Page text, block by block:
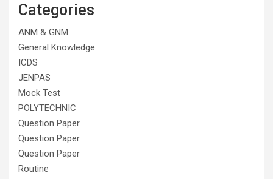
Categories
ANM & GNM
General Knowledge
ICDS
JENPAS
Mock Test
POLYTECHNIC
Question Paper
Question Paper
Question Paper
Routine